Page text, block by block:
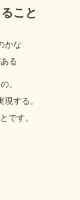
こと
かな
る
。
する。
です。